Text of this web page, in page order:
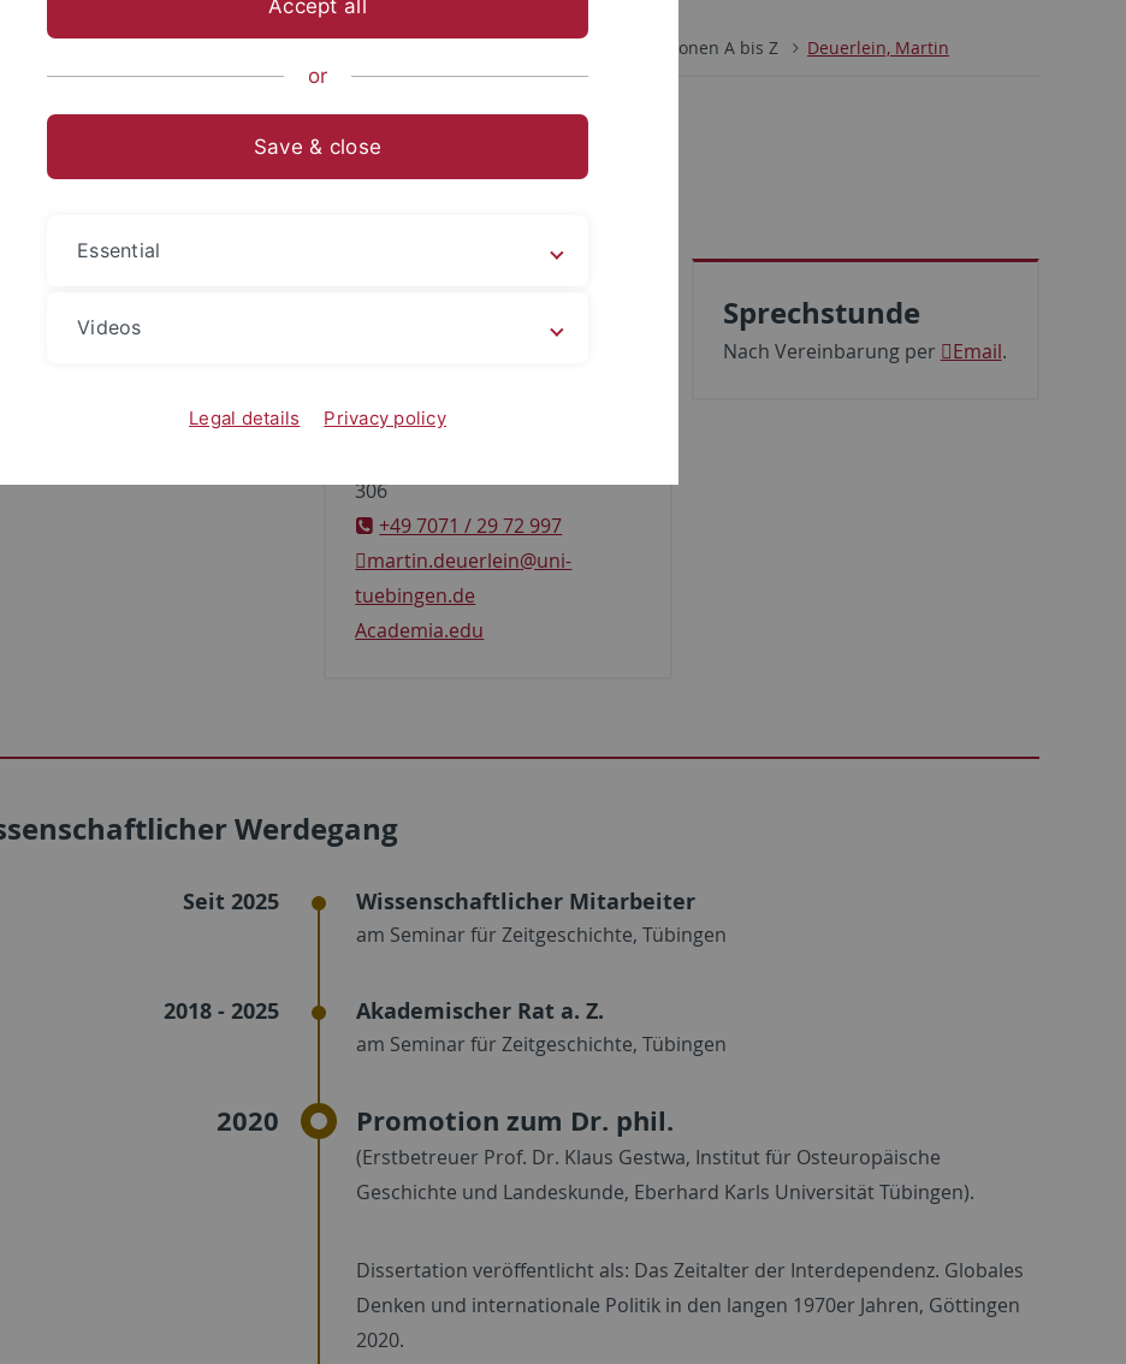
Personen A bis Z Deuerlein, Martin
Martin Deuerlein
72074 Tübingen
306
+49 7071 / 29 72 997
martin.deuerlein@uni-
tuebingen.de
Academia.edu
Sprechstunde
Nach Vereinbarung per Email.
Werdegang
Seit 2025 Wissenschaftlicher Mitarbeiter
am Seminar für Zeitgeschichte, Tübingen
2018 - 2025 Akademischer Rat a. Z.
am Seminar für Zeitgeschichte, Tübingen
2020 Promotion zum Dr. phil.
(Erstbetreuer Prof. Dr. Klaus Gestwa, Institut für Osteuropäische
Geschichte und Landeskunde, Eberhard Karls Universität Tübingen).
Dissertation veröffentlicht als: Das Zeitalter der Interdependenz. Globales
Denken und internationale Politik in den langen 1970er Jahren, Göttingen
2020.
Accept all
or
Save & close
Essential
Videos
Legal details Privacy policy